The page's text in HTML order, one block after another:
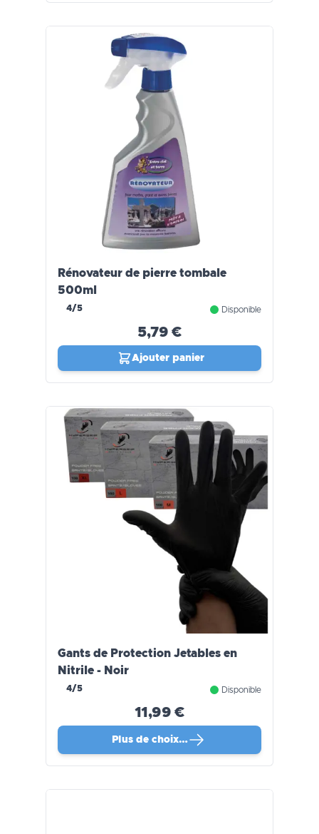
Rénovateur de pierre tombale
500ml
4/5 Disponible
5,79 €
Ajouter panier
Gants de Protection Jetables en
Nitrile - Noir
4/5 Disponible
11,99 €
Plus de choix…